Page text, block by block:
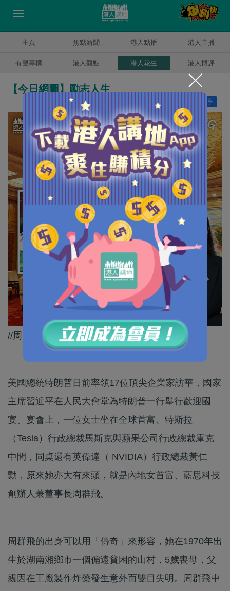
主頁 焦點新聞 港人點播 港人直播
有聲專欄 港人觀點 港人花生 港人博評
【今日網圖】勵志人生
分享
讚好
//周群飛嘅出身絕對可以用「傳奇」嚟形容！//
美國總統特朗普日前率領17位頂尖企業家訪華，國家
主席習近平在人民大會堂為特朗普一行舉行歡迎國
宴。宴會上，一位女士坐在全球首富、特斯拉
（Tesla）行政總裁馬斯克與蘋果公司行政總裁庫克
中間，同桌還有英偉達（ NVIDIA）行政總裁黃仁
勳，原來她亦大有來頭，就是內地女首富、藍思科技
創辦人兼董事長周群飛。
周群飛的出身可以用「傳奇」來形容，她在1970年出
生於湖南湘鄉市一個偏遠貧困的山村，5歲喪母，父
親因在工廠製作炸藥發生意外而雙目失明。周群飛中